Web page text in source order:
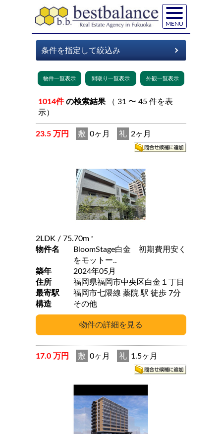
MENU
1014件 の検索結果
示）
23.5 万円 敷 0ヶ月 礼 2ヶ月
2LDK / 75.70m 2
物件名
BloomStage白金 初期費用安く
をモットー..
築年
2024年05月
住所
福岡県福岡市中央区白金１丁目
最寄駅
福岡市七隈線 薬院 駅 徒歩 7分
構造
その他
17.0 万円 敷 0ヶ月 礼 1.5ヶ月